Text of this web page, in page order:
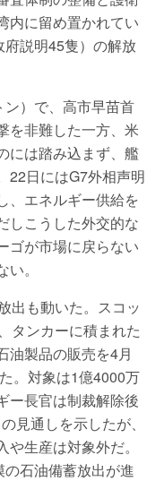
内に留め置かれてい
説明45隻）の解放
）で、高市早苗首
を非難した一方、米
には踏み込まず、艦
22日にはG7外相声明
、エネルギー供給を
しこうした外交的な
ゴが市場に戻らない
。
出も動いた。スコッ
タンカーに積まれた
油製品の販売を4月
。対象は1億4000万
ー長官は制裁解除後
見通しを示したが、
生産は対象外だ。
石油備蓄放出が進